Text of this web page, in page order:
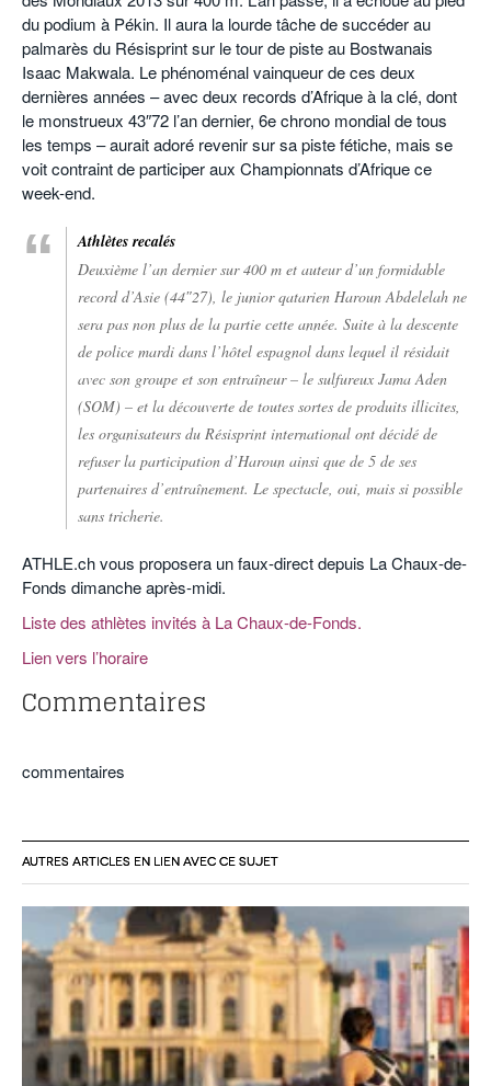
du podium à Pékin. Il aura la lourde tâche de succéder au
palmarès du Résisprint sur le tour de piste au Bostwanais
Isaac Makwala. Le phénoménal vainqueur de ces deux
dernières années – avec deux records d’Afrique à la clé, dont
le monstrueux 43″72 l’an dernier, 6e chrono mondial de tous
les temps – aurait adoré revenir sur sa piste fétiche, mais se
voit contraint de participer aux Championnats d’Afrique ce
week-end.
Athlètes recalés
Deuxième l’an dernier sur 400 m et auteur d’un formidable
record d’Asie (44″27), le junior qatarien Haroun Abdelelah ne
sera pas non plus de la partie cette année. Suite à la descente
de police mardi dans l’hôtel espagnol dans lequel il résidait
avec son groupe et son entraîneur – le sulfureux Jama Aden
(SOM) – et la découverte de toutes sortes de produits illicites,
les organisateurs du Résisprint international ont décidé de
refuser la participation d’Haroun ainsi que de 5 de ses
partenaires d’entraînement. Le spectacle, oui, mais si possible
sans tricherie.
ATHLE.ch vous proposera un faux-direct depuis La Chaux-de-
Fonds dimanche après-midi.
Liste des athlètes invités à La Chaux-de-Fonds.
Lien vers l’horaire
Commentaires
commentaires
AUTRES ARTICLES EN LIEN AVEC CE SUJET